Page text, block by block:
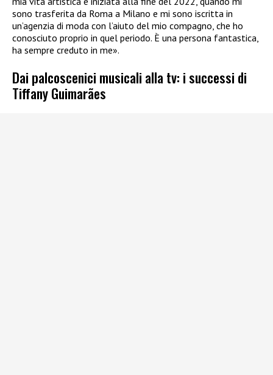
sono trasferita da Roma a Milano e mi sono iscritta in
un’agenzia di moda con l’aiuto del mio compagno, che ho
conosciuto proprio in quel periodo. È una persona fantastica,
ha sempre creduto in me».
Dai palcoscenici musicali alla tv: i successi di
Tiffany Guimarães